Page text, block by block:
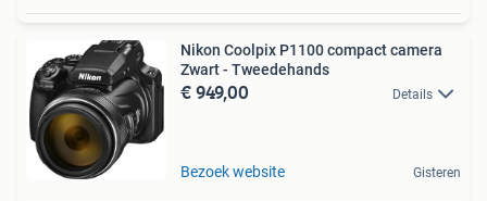
Nikon Coolpix P1100 compact camera
Zwart - Tweedehands
€ 949,00 Details
Bezoek website Gisteren